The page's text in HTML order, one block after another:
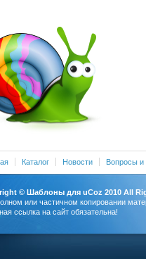
Каталог Новости Вопросы и
© Шаблоны для uCoz 2010 All
или частичном копировании
ссылка на сайт обязательна!